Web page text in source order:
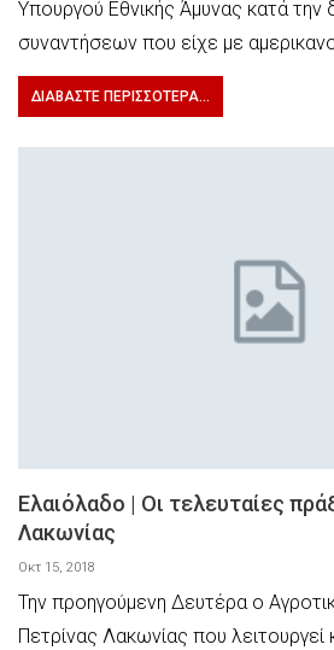
Υπουργού Εθνικής Άμυνας κατά την
συναντήσεων που είχε με
ΔΙΑΒΆΣΤΕ ΠΕΡΙΣΣΌΤΕΡΑ...
Ελαιόλαδο | Οι τελευταίες
Λακωνίας
Οκτ 15, 2018
Την προηγούμενη Δευτέρα ο
Πετρίνας Λακωνίας που